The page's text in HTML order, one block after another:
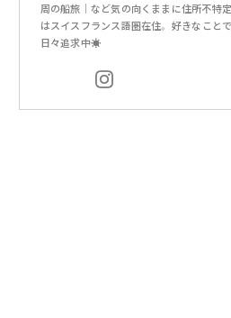
周の船旅｜など気の向くままに住所不特
はスイスフランス語圏在住。 好きなこと
日々追求中☀️